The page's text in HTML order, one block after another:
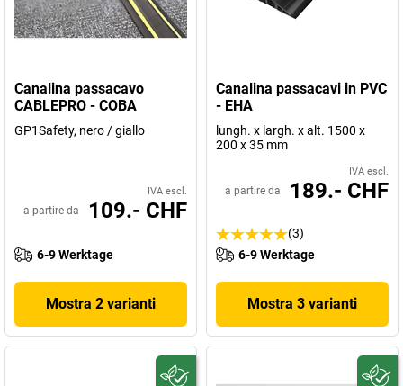
Canalina passacavo
CABLEPRO - COBA
GP1Safety, nero / giallo
IVA escl.
a partire da 109.- CHF
6-9 Werktage
Mostra 2 varianti
Canalina passacavi in PVC
- EHA
lungh. x largh. x alt. 1500 x
200 x 35 mm
IVA escl.
a partire da 189.- CHF
(3)
6-9 Werktage
Mostra 3 varianti